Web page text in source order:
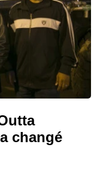
changé